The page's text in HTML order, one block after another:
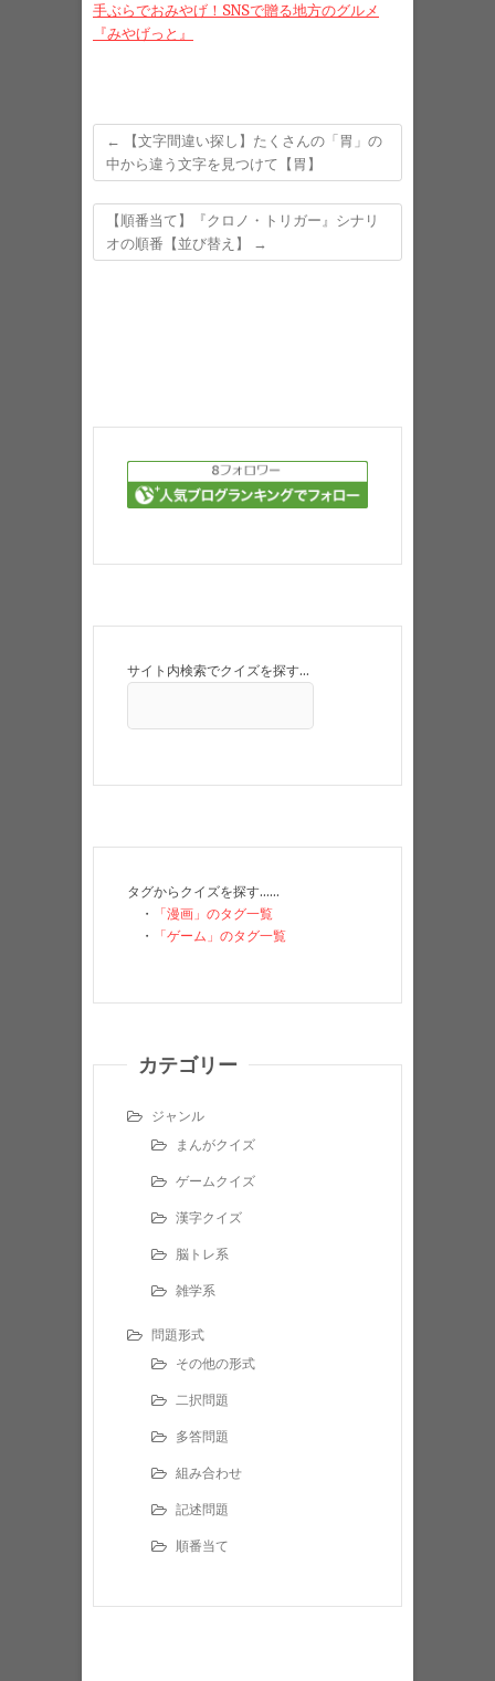
手ぶらでおみやげ！SNSで贈る地方のグルメ
『みやげっと』
←
【文字間違い探し】たくさんの「胃」の
中から違う文字を見つけて【胃】
【順番当て】『クロノ・トリガー』シナリ
オの順番【並び替え】
→
サイト内検索でクイズを探す…
タグからクイズを探す……
・
「漫画」のタグ一覧
・
「ゲーム」のタグ一覧
カテゴリー
ジャンル
まんがクイズ
ゲームクイズ
漢字クイズ
脳トレ系
雑学系
問題形式
その他の形式
二択問題
多答問題
組み合わせ
記述問題
順番当て